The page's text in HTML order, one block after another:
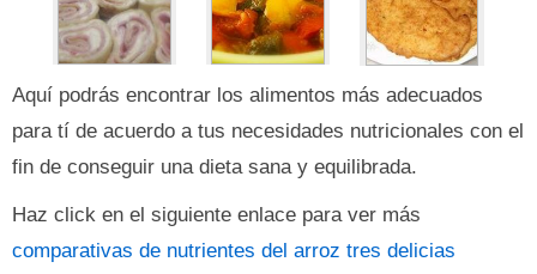
Aquí podrás encontrar los alimentos más adecuados
para tí de acuerdo a tus necesidades nutricionales con el
fin de conseguir una dieta sana y equilibrada.
Haz click en el siguiente enlace para ver más
comparativas de nutrientes del arroz tres delicias